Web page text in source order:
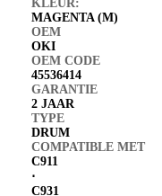
KLEUR:
MAGENTA (M)
OEM
OKI
OEM CODE
45536414
GARANTIE
2 JAAR
TYPE
DRUM
COMPATIBLE MET
C911
⋅
C931